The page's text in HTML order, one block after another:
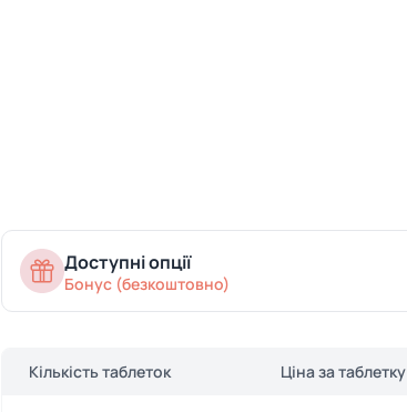
Доступні опції
Бонус (безкоштовно)
Кількість таблеток Ціна за таблетку